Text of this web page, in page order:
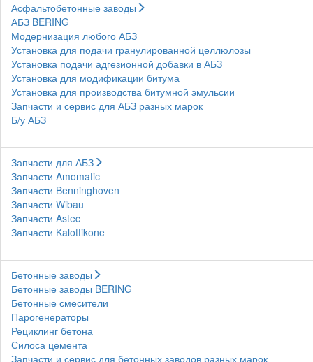
Асфальтобетонные заводы
АБЗ BERING
Модернизация любого АБЗ
Установка для подачи гранулированной целлюлозы
Установка подачи адгезионной добавки в АБЗ
Установка для модификации битума
Установка для производства битумной эмульсии
Запчасти и сервис для АБЗ разных марок
Б/у АБЗ
Запчасти для АБЗ
Запчасти Amomatic
Запчасти Benninghoven
Запчасти Wibau
Запчасти Astec
Запчасти Kalottikone
Бетонные заводы
Бетонные заводы BERING
Бетонные смесители
Парогенераторы
Рециклинг бетона
Силоса цемента
Запчасти и сервис для бетонных заводов разных марок